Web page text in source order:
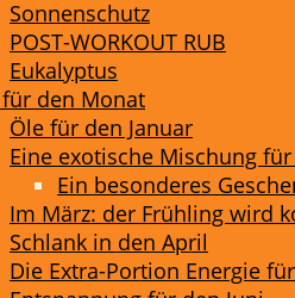
Sonnenschutz
POST-WORKOUT RUB
Eukalyptus
den Monat
Öle für den Januar
Eine exotische Mischung
Ein besonderes
Im März: der Frühling wird
Schlank in den April
Die Extra-Portion Energie